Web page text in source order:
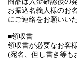
お振込名義人様のお
にご連絡をお願いい
■領収書
領収書が必要なお客
(宛名、但し書き等も